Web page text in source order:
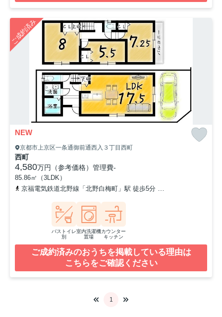
ご成約済み
NEW
京都市上京区一条通御前通西入３丁目西町
西町
4,580万円（参考価格） 管理費-
85.86㎡（3LDK）
京福電気鉄道北野線「北野白梅町」駅 徒歩5分
バストイレ
別
室内洗濯機
置場
カウンター
キッチン
ご成約済みのおうちを掲載している理由は
こちらをご確認ください
1